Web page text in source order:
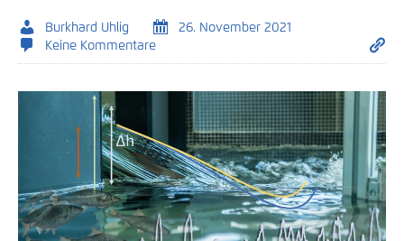
Burkhard Uhlig
26. November 2021
Keine Kommentare